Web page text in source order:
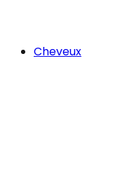
Cheveux